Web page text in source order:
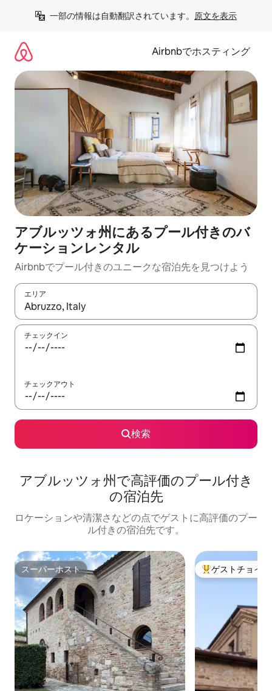
一部の情報は自動翻訳されています。 原文を表示
Airbnbでホスティング
アブルッツォ州にあるプール付きのバ
ケーションレンタル
Airbnbでプール付きのユニークな宿泊先を見つけよう
エリア
検索結果が表示されたら、上下の矢印キーを使って移動するか
チェックイン
チェックアウト
検索
アブルッツォ州で高評価のプール付き
の宿泊先
ロケーションや清潔さなどの点でゲストに高評価のプー
ル付きの宿泊先です。
スーパーホスト
スーパーホスト 大好評のゲスト
ゲストチョイス